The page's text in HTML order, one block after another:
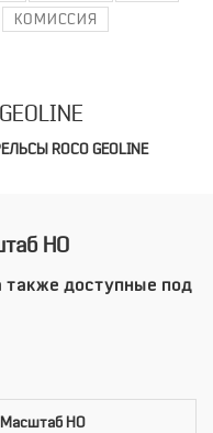
КОМИССИЯ
ROCO GEOLINE
HO
также доступные под
Масштаб HO